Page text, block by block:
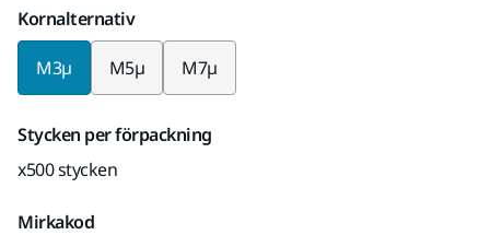
Kornalternativ
M3µ M5µ M7µ
Stycken per förpackning
x500 stycken
Mirkakod